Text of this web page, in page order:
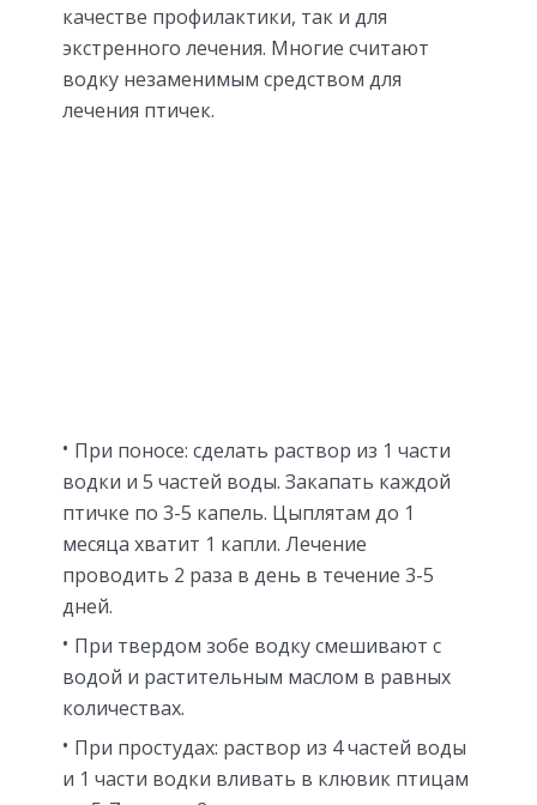
качестве профилактики, так и для
экстренного лечения. Многие считают
водку незаменимым средством для
лечения птичек.
При поносе: сделать раствор из 1 части
водки и 5 частей воды. Закапать каждой
птичке по 3-5 капель. Цыплятам до 1
месяца хватит 1 капли. Лечение
проводить 2 раза в день в течение 3-5
дней.
При твердом зобе водку смешивают с
водой и растительным маслом в равных
количествах.
При простудах: раствор из 4 частей воды
и 1 части водки вливать в клювик птицам